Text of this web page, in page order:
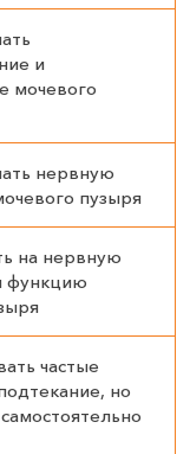
и
мочевого
нервную
пузыря
на нервную
функцию
частые
но